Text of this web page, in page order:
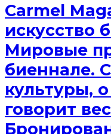
Сarmel
искусство
Мировые
биеннале.
культуры,
говорит